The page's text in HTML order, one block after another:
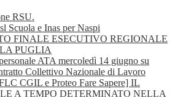
RSU.
Scuola e Inas per Naspi
FINALE ESECUTIVO REGIONALE
PUGLIA
ATA mercoledì 14 giugno su
Collettivo Nazionale di Lavoro
CGIL e Proteo Fare Sapere] IL
A TEMPO DETERMINATO NELLA